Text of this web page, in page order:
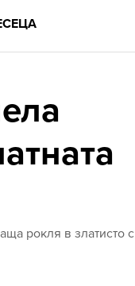
рокля в златисто с